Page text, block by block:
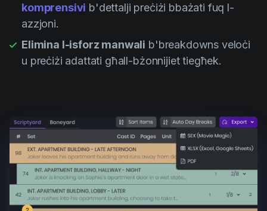
komprensivi b'dettalji preċiżi bbażati fuq l-
azzjoni.
Elimina l-isforz manwali b'breakdowns veloċi
u preċiżi adattati għall-bżonnijiet tiegħek.